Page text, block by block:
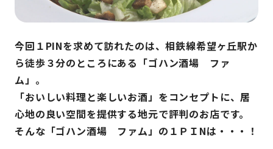
今回１PINを求めて訪れたのは、相鉄線希望ヶ丘駅か
ら徒歩３分のところにある「ゴハン酒場 ファ
ム」。
「おいしい料理と楽しいお酒」をコンセプトに、居
心地の良い空間を提供する地元で評判のお店です。
そんな「ゴハン酒場 ファム」の１ＰＩNは・・・！